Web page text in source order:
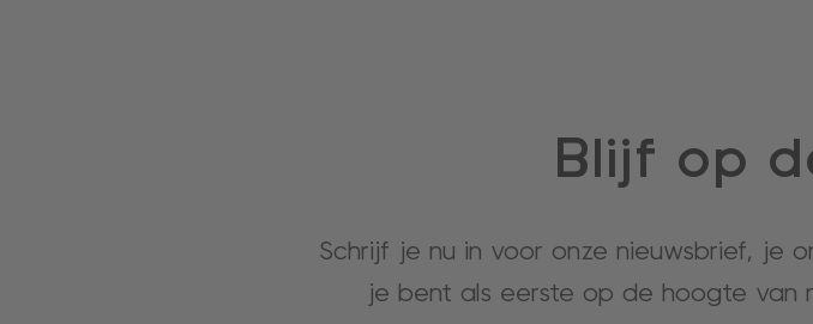
Blijf op
Schrijf je nu in voor onze nieuwsbrief, je
je bent als eerste op de hoogte van